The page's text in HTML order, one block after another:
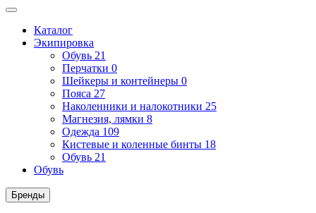
Каталог
Экипировка
Обувь 21
Перчатки 0
Шейкеры и контейнеры 0
Пояса 27
Наколенники и налокотники 25
Магнезия, лямки 8
Одежда 109
Кистевые и коленные бинты 18
Обувь 21
Обувь
Бренды